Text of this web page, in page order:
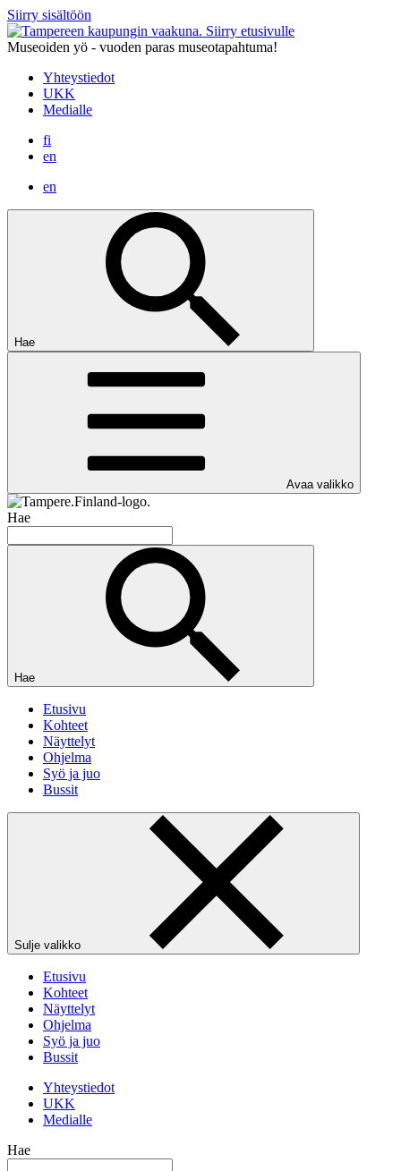
Siirry sisältöön
Siirry etusivulle
Museoiden yö - vuoden paras museotapahtuma!
Yhteystiedot
UKK
Medialle
fi
en
en
Hae
Avaa valikko
Hae
Hae
Etusivu
Kohteet
Näyttelyt
Ohjelma
Syö ja juo
Bussit
Sulje valikko
Etusivu
Kohteet
Näyttelyt
Ohjelma
Syö ja juo
Bussit
Yhteystiedot
UKK
Medialle
Hae